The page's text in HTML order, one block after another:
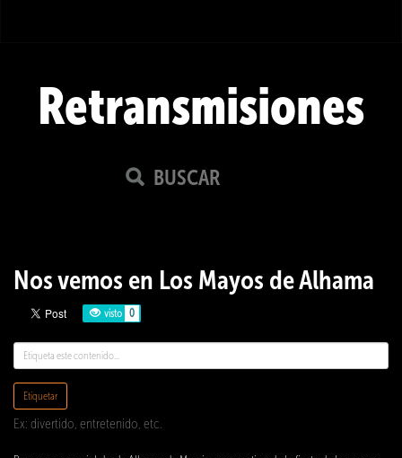
Retransmisiones
Nos vemos en Los Mayos de Alhama
visto 0
Etiquetar
Ex: divertido, entretenido, etc.